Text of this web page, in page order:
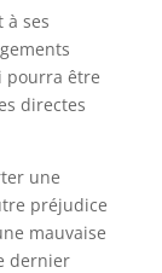
à ses
pourra être
directes
une
préjudice
mauvaise
dernier